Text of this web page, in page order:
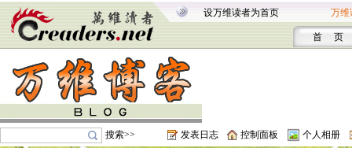
设万维读者为首页 万维
首 页
搜索>> 发表日志 控制面板 个人相册